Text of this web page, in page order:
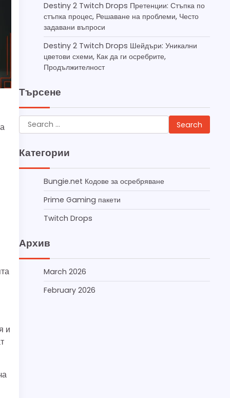
и
Destiny 2 Twitch Drops Претенции: Стъпка по
стъпка процес, Решаване на проблеми, Често
задавани въпроси
Destiny 2 Twitch Drops Шейдъри: Уникални
цветови схеми, Как да ги осребрите,
Продължителност
Търсене
Search
for:
Категории
Bungie.net Кодове за осребряване
Prime Gaming пакети
Twitch Drops
Архив
March 2026
February 2026